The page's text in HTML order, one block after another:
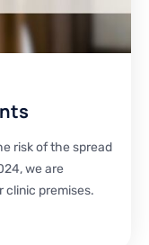
risk of the spread
we are
clinic premises.